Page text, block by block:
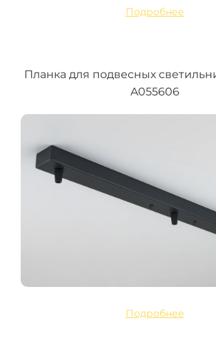
Подробнее
Планка для подвесных
A055606
Подробнее